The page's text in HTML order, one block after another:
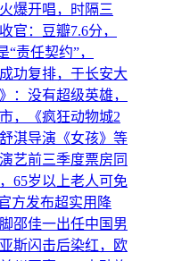
爆开唱，时隔三
官：豆瓣7.6分，
“责任契约”，
功复排，于长安大
：没有超级英雄，
，《疯狂动物城2
淇导演《女孩》等
艺前三季度票房同
65岁以上老人可免
方发布超实用降
邵佳一出任中国男
斯闪击后染红，欧